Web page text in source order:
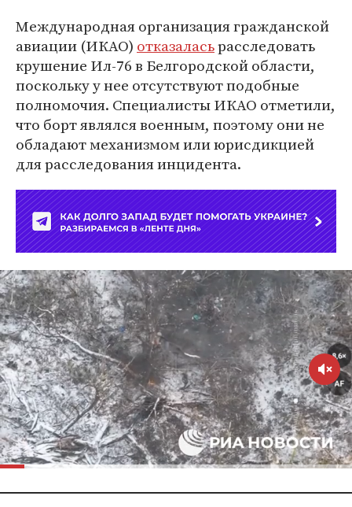
Международная организация гражданской
авиации (ИКАО) отказаласьрасследовать
крушение Ил-76 в Белгородской области,
поскольку у нее отсутствуют подобные
полномочия. Специалисты ИКАО отметили,
что борт являлся военным, поэтому они не
обладают механизмом или юрисдикцией
для расследования инцидента.